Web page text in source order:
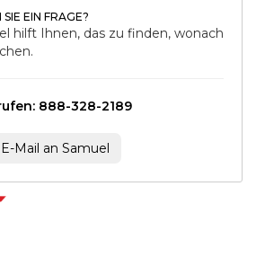
EIN FRAGE?
hilft Ihnen, das zu finden, wonach
888-328-2189
E-Mail an Samuel